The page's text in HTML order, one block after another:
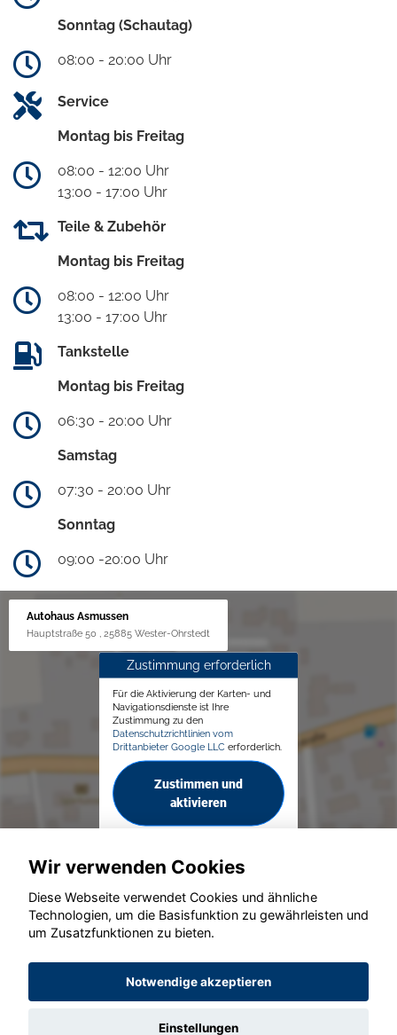
Sonntag (Schautag)
08:00 - 20:00 Uhr
Service
Montag bis Freitag
08:00 - 12:00 Uhr
13:00 - 17:00 Uhr
Teile & Zubehör
Montag bis Freitag
08:00 - 12:00 Uhr
13:00 - 17:00 Uhr
Tankstelle
Montag bis Freitag
06:30 - 20:00 Uhr
Samstag
07:30 - 20:00 Uhr
Sonntag
09:00 -20:00 Uhr
Autohaus Asmussen
Hauptstraße 50 , 25885 Wester-Ohrstedt
Zustimmung erforderlich
Für die Aktivierung der Karten- und
Navigationsdienste ist Ihre
Zustimmung zu den
Datenschutzrichtlinien vom
Drittanbieter Google LLC erforderlich.
Zustimmen und
aktivieren
© konjunkturmotor.de GmbH 2020 - 2026
Wir verwenden Cookies
Diese Webseite verwendet Cookies und ähnliche
Technologien, um die Basisfunktion zu gewährleisten und
um Zusatzfunktionen zu bieten.
Notwendige akzeptieren
Einstellungen